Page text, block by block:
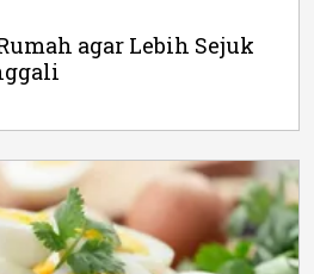
agar Lebih Sejuk